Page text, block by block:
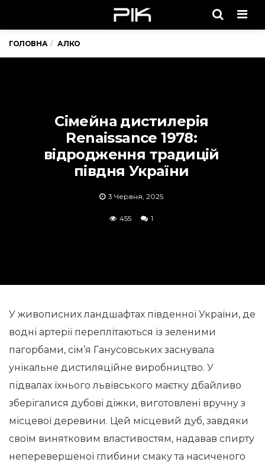
ГОЛОВНА АЛКО
Сімейна дистилерія
Renaissance 1978:
відродження традицій
півдня України
3 Червня, 2025
455 1
У живописних ландшафтах південної України, де
водні артерії переплітаються із зеленими
пагорбами, сім’я Ганусовських заснувала
унікальне дистиляційне виробництво. У
підвалах їхнього львівського маєтку дбайливо
зберігалися дубові діжки, виготовлені вручну з
місцевої деревини. Цей місцевий дуб, завдяки
своїм винятковим властивостям, надавав спирту
неперевершеної глибини смаку та насиченого